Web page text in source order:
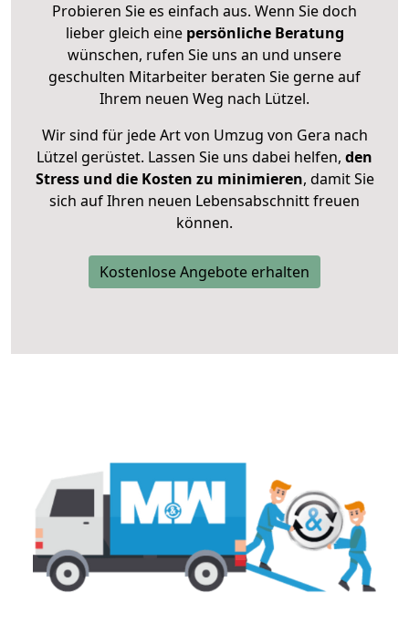
Probieren Sie es einfach aus. Wenn Sie doch
lieber gleich eine persönliche Beratung
wünschen, rufen Sie uns an und unsere
geschulten Mitarbeiter beraten Sie gerne auf
Ihrem neuen Weg nach Lützel.
Wir sind für jede Art von Umzug von Gera nach
Lützel gerüstet. Lassen Sie uns dabei helfen, den
Stress und die Kosten zu minimieren, damit Sie
sich auf Ihren neuen Lebensabschnitt freuen
können.
Kostenlose Angebote erhalten